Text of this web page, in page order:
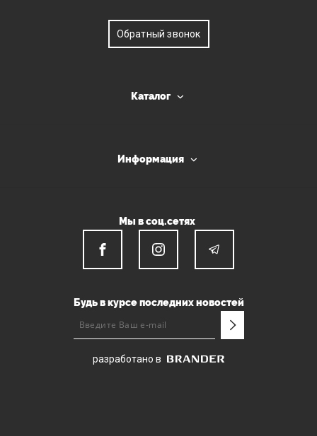
Обратный звонок
Каталог
Информация
Мы в соц.сетях
Будь в курсе последних новостей
разработано в